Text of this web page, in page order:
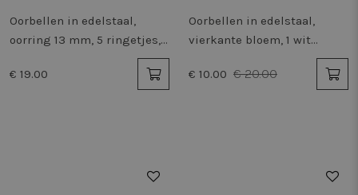
Oorbellen in edelstaal,
oorring 13 mm, 5 ringetjes,
€ 19.00
Oorbellen in edelstaal,
vierkante bloem, 1 wit
€ 10.00 € 20.00